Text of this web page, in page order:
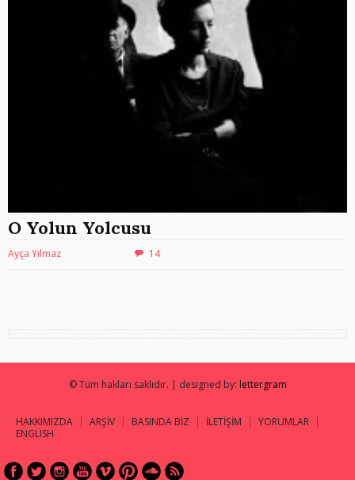
O Yolun Yolcusu
Ayça Yılmaz 14
© Tüm hakları saklıdır. | designed by: lettergram
HAKKIMIZDA ARŞİV BASINDA BİZ İLETİŞİM
YORUMLAR
ENGLISH